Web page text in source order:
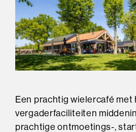
Een prachtig wielercafé met
vergaderfaciliteiten
prachtige ontmoetings-,